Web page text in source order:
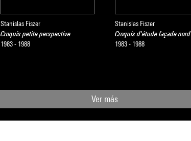
Stanislas Fiszer
Croquis petite perspective
1983 - 1988
Stanislas Fiszer
Croquis d'étude façade nord
1983 - 1988
Ver más